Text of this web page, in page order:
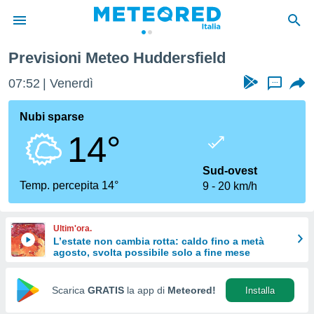
di
per
le
di
Web
Previsioni Meteo Huddersfield
07:52 Venerdì ...
Nubi sparse
14°
Temp. percepita 14°
Sud-ovest
9
20 km/h
Ultim'ora.
L’estate non cambia rotta: caldo fino a metà
agosto, svolta possibile solo a fine mese
Scarica GRATIS la app di Meteored! Installa